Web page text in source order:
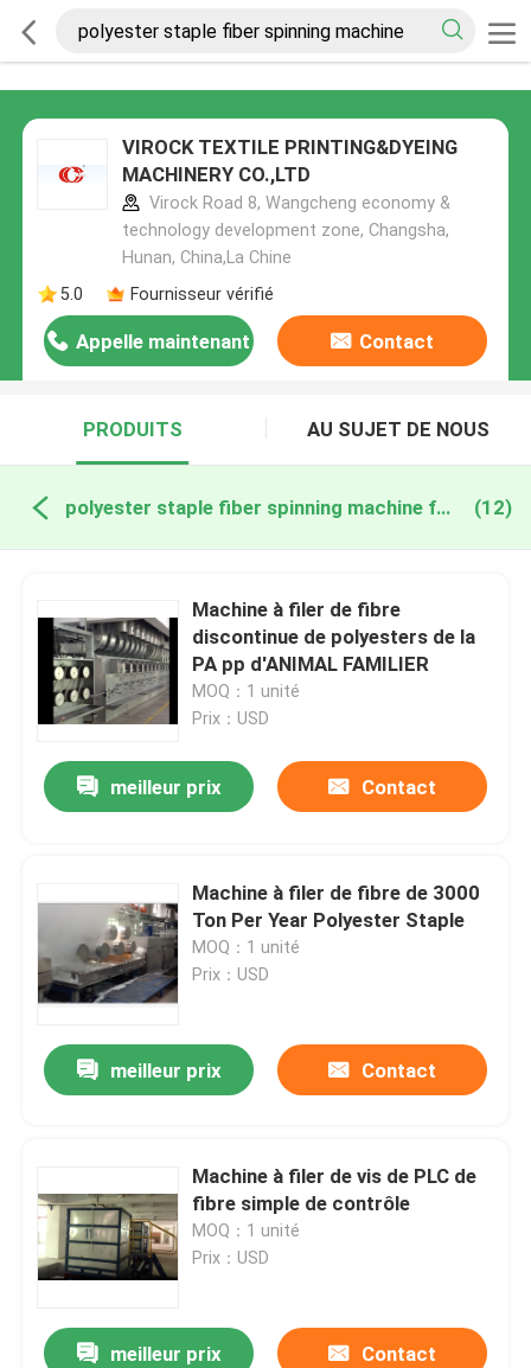
VIROCK TEXTILE PRINTING&DYEING
MACHINERY CO.,LTD
Virock Road 8, Wangcheng economy &
technology development zone, Changsha,
Hunan, China,La Chine
5.0
Fournisseur vérifié
Appelle maintenant Contact
PRODUITS AU SUJET DE NOUS
polyester staple fiber spinning machine fabrication en ligne (12)
Machine à filer de fibre
discontinue de polyesters de la
PA pp d'ANIMAL FAMILIER
MOQ：1 unité
Prix：USD
meilleur prix Contact
Machine à filer de fibre de 3000
Ton Per Year Polyester Staple
MOQ：1 unité
Prix：USD
meilleur prix Contact
Machine à filer de vis de PLC de
fibre simple de contrôle
MOQ：1 unité
Prix：USD
meilleur prix Contact